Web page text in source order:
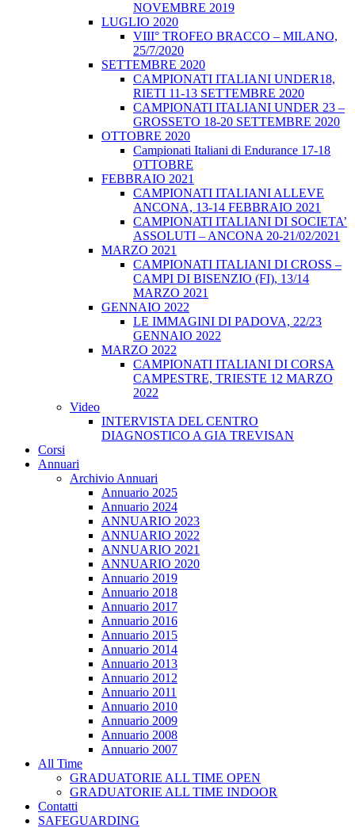
NOVEMBRE 2019
LUGLIO 2020
VIII° TROFEO BRACCO – MILANO,
25/7/2020
SETTEMBRE 2020
CAMPIONATI ITALIANI UNDER18,
RIETI 11-13 SETTEMBRE 2020
CAMPIONATI ITALIANI UNDER 23 –
GROSSETO 18-20 SETTEMBRE 2020
OTTOBRE 2020
Campionati Italiani di Endurance 17-18
OTTOBRE
FEBBRAIO 2021
CAMPIONATI ITALIANI ALLEVE
ANCONA, 13-14 FEBBRAIO 2021
CAMPIONATI ITALIANI DI SOCIETA’
ASSOLUTI – ANCONA 20-21/02/2021
MARZO 2021
CAMPIONATI ITALIANI DI CROSS –
CAMPI DI BISENZIO (FI), 13/14
MARZO 2021
GENNAIO 2022
LE IMMAGINI DI PADOVA, 22/23
GENNAIO 2022
MARZO 2022
CAMPIONATI ITALIANI DI CORSA
CAMPESTRE, TRIESTE 12 MARZO
2022
Video
INTERVISTA DEL CENTRO
DIAGNOSTICO A GIA TREVISAN
Corsi
Annuari
Archivio Annuari
Annuario 2025
Annuario 2024
ANNUARIO 2023
ANNUARIO 2022
ANNUARIO 2021
ANNUARIO 2020
Annuario 2019
Annuario 2018
Annuario 2017
Annuario 2016
Annuario 2015
Annuario 2014
Annuario 2013
Annuario 2012
Annuario 2011
Annuario 2010
Annuario 2009
Annuario 2008
Annuario 2007
All Time
GRADUATORIE ALL TIME OPEN
GRADUATORIE ALL TIME INDOOR
Contatti
SAFEGUARDING